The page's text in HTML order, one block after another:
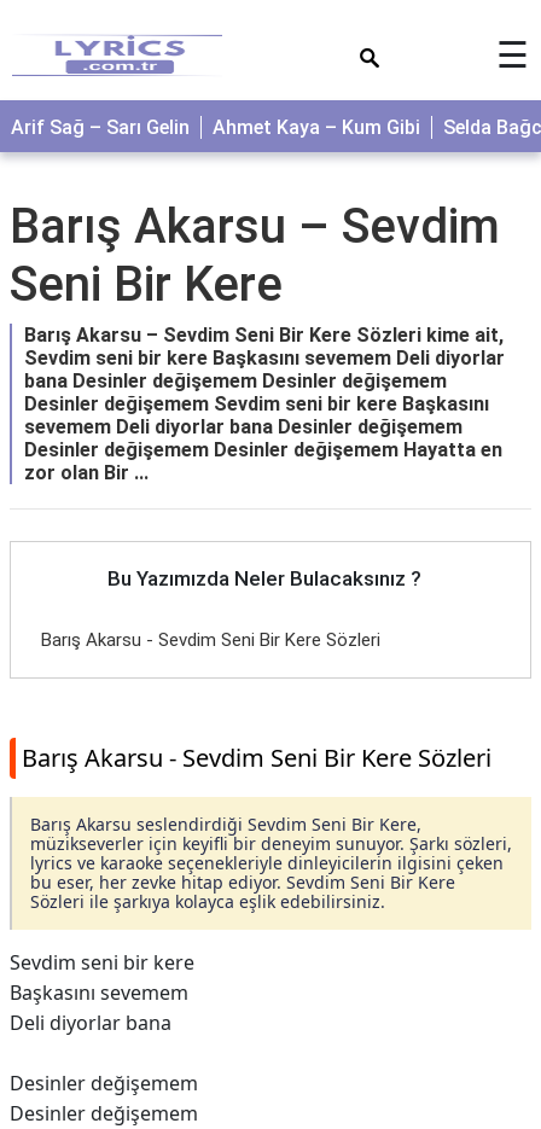
☰
Arif Sağ – Sarı Gelin Ahmet Kaya – Kum Gibi Selda
Barış Akarsu – Sevdim
Seni Bir Kere
Barış Akarsu – Sevdim Seni Bir Kere Sözleri kime ait,
Sevdim seni bir kere Başkasını sevemem Deli diyorlar
bana Desinler değişemem Desinler değişemem
Desinler değişemem Sevdim seni bir kere Başkasını
sevemem Deli diyorlar bana Desinler değişemem
Desinler değişemem Desinler değişemem Hayatta en
zor olan Bir ...
Bu Yazımızda Neler Bulacaksınız ?
Barış Akarsu - Sevdim Seni Bir Kere Sözleri
Barış Akarsu - Sevdim Seni Bir Kere Sözleri
Barış Akarsu seslendirdiği Sevdim Seni Bir Kere,
müzikseverler için keyifli bir deneyim sunuyor. Şarkı sözleri,
lyrics ve karaoke seçenekleriyle dinleyicilerin ilgisini çeken
bu eser, her zevke hitap ediyor. Sevdim Seni Bir Kere
Sözleri ile şarkıya kolayca eşlik edebilirsiniz.
Sevdim seni bir kere
Başkasını sevemem
Deli diyorlar bana
Desinler değişemem
Desinler değişemem